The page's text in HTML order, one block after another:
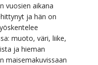
vuosien aikana
ja hän on
muoto, väri, liike,
ja hieman
maisemakuvissaan